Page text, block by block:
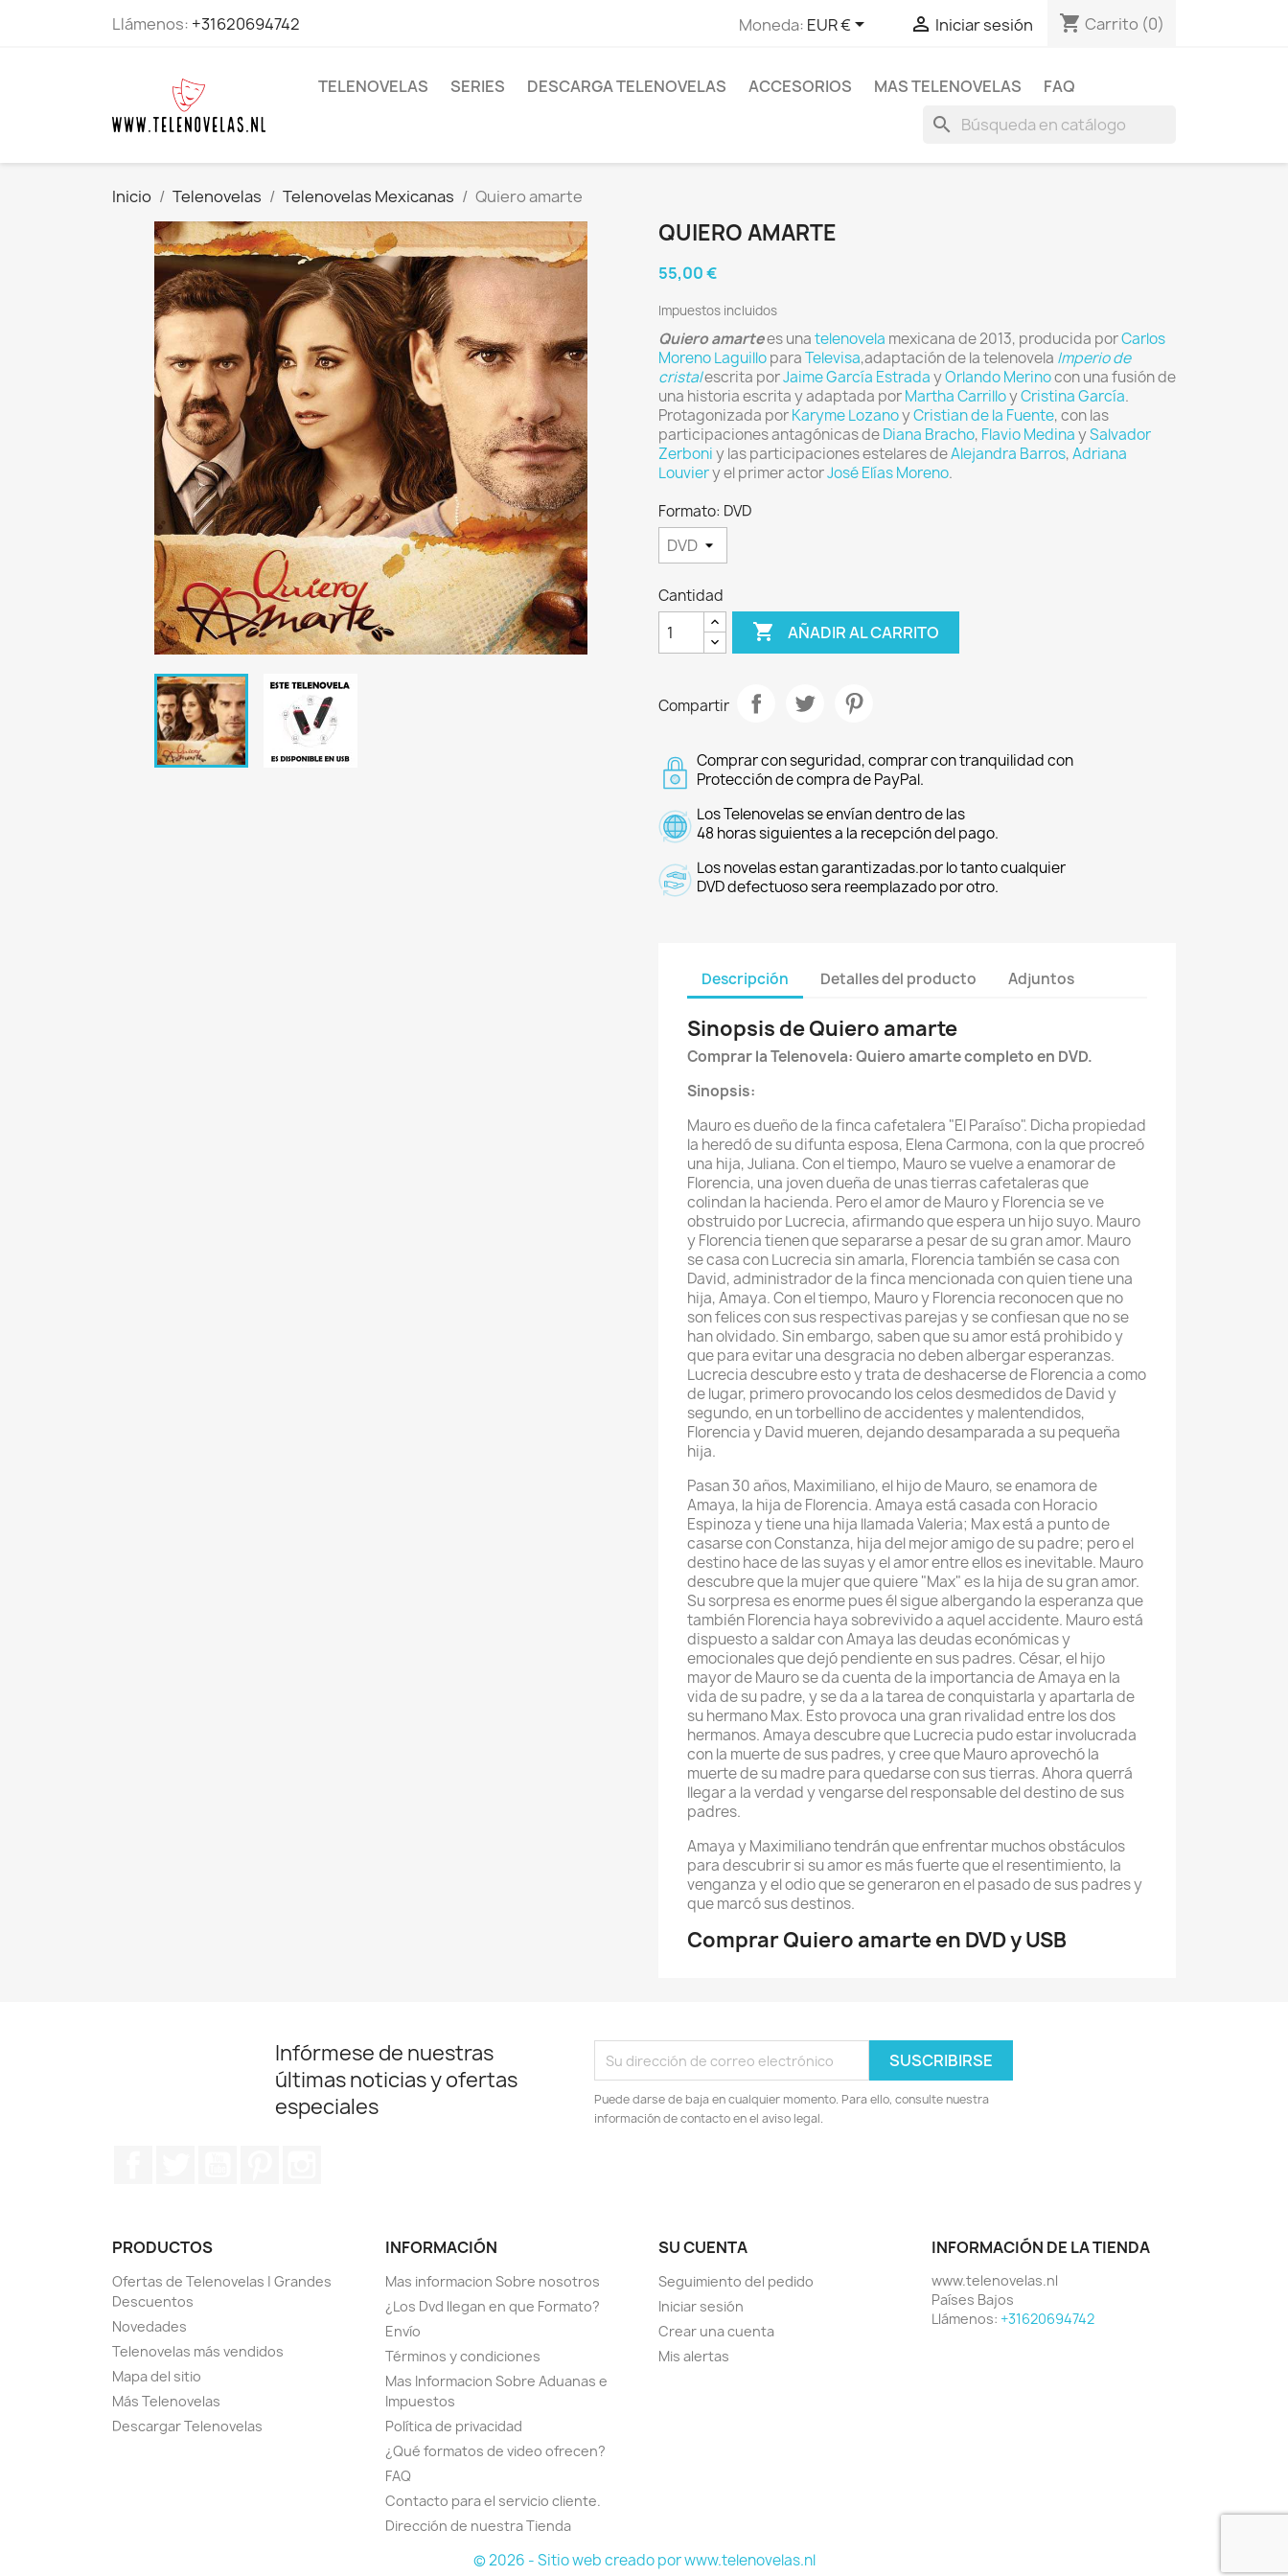
Llámenos: +31620694742 Moneda: EUR €  Iniciar sesión shopping_cart Carrito (0)
TELENOVELAS SERIES DESCARGA TELENOVELAS ACCESORIOS MAS TELENOVELAS FAQ
search
Inicio Telenovelas Telenovelas Mexicanas Quiero amarte
QUIERO AMARTE
55,00 €
Impuestos incluidos
Quiero amartees unatelenovela mexicana de 2013, producida porCarlos
Moreno LaguilloparaTelevisa,adaptación de la telenovela Imperio de
cristalescrita porJaime García EstradayOrlando Merinocon una fusión de
una historia escrita y adaptada porMartha CarrilloyCristina García.
Protagonizada porKaryme LozanoyCristian de la Fuente, con las
participaciones antagónicas deDiana Bracho, Flavio MedinaySalvador
Zerboniy las participaciones estelares deAlejandra Barros,Adriana
Louviery el primer actorJosé Elías Moreno.
Formato: DVD
Cantidad
 AÑADIR AL CARRITO
Compartir
Comprar con seguridad, comprar con tranquilidad con
Protección de compra de PayPal.
Los Telenovelas se envían dentro de las
48 horas siguientes a la recepción del pago.
Los novelas estan garantizadas.por lo tanto cualquier
DVD defectuoso sera reemplazado por otro.
Descripción Detalles del producto Adjuntos
Sinopsis de Quiero amarte
Comprar la Telenovela: Quiero amarte completo en DVD.
Sinopsis:
Mauro es dueño de la finca cafetalera "El Paraíso". Dicha propiedad
la heredó de su difunta esposa, Elena Carmona, con la que procreó
una hija, Juliana. Con el tiempo, Mauro se vuelve a enamorar de
Florencia, una joven dueña de unas tierras cafetaleras que
colindan la hacienda. Pero el amor de Mauro y Florencia se ve
obstruido por Lucrecia, afirmando que espera un hijo suyo. Mauro
y Florencia tienen que separarse a pesar de su gran amor. Mauro
se casa con Lucrecia sin amarla, Florencia también se casa con
David, administrador de la finca mencionada con quien tiene una
hija, Amaya. Con el tiempo, Mauro y Florencia reconocen que no
son felices con sus respectivas parejas y se confiesan que no se
han olvidado. Sin embargo, saben que su amor está prohibido y
que para evitar una desgracia no deben albergar esperanzas.
Lucrecia descubre esto y trata de deshacerse de Florencia a como
de lugar, primero provocando los celos desmedidos de David y
segundo, en un torbellino de accidentes y malentendidos,
Florencia y David mueren, dejando desamparada a su pequeña
hija.
Pasan 30 años, Maximiliano, el hijo de Mauro, se enamora de
Amaya, la hija de Florencia. Amaya está casada con Horacio
Espinoza y tiene una hija llamada Valeria; Max está a punto de
casarse con Constanza, hija del mejor amigo de su padre; pero el
destino hace de las suyas y el amor entre ellos es inevitable. Mauro
descubre que la mujer que quiere "Max" es la hija de su gran amor.
Su sorpresa es enorme pues él sigue albergando la esperanza que
también Florencia haya sobrevivido a aquel accidente. Mauro está
dispuesto a saldar con Amaya las deudas económicas y
emocionales que dejó pendiente en sus padres. César, el hijo
mayor de Mauro se da cuenta de la importancia de Amaya en la
vida de su padre, y se da a la tarea de conquistarla y apartarla de
su hermano Max. Esto provoca una gran rivalidad entre los dos
hermanos. Amaya descubre que Lucrecia pudo estar involucrada
con la muerte de sus padres, y cree que Mauro aprovechó la
muerte de su madre para quedarse con sus tierras. Ahora querrá
llegar a la verdad y vengarse del responsable del destino de sus
padres.
Amaya y Maximiliano tendrán que enfrentar muchos obstáculos
para descubrir si su amor es más fuerte que el resentimiento, la
venganza y el odio que se generaron en el pasado de sus padres y
que marcó sus destinos.
Comprar Quiero amarte en DVD y USB
Infórmese de nuestras
últimas noticias y ofertas
especiales
Puede darse de baja en cualquier momento. Para ello, consulte nuestra
información de contacto en el aviso legal.
PRODUCTOS
Ofertas de Telenovelas | Grandes
Descuentos
Novedades
Telenovelas más vendidos
Mapa del sitio
Más Telenovelas
Descargar Telenovelas
INFORMACIÓN
Mas informacion Sobre nosotros
¿Los Dvd llegan en que Formato?
Envío
Términos y condiciones
Mas Informacion Sobre Aduanas e
Impuestos
Política de privacidad
¿Qué formatos de video ofrecen?
FAQ
Contacto para el servicio cliente.
Dirección de nuestra Tienda
SU CUENTA
Seguimiento del pedido
Iniciar sesión
Crear una cuenta
Mis alertas
INFORMACIÓN DE LA TIENDA
www.telenovelas.nl
Países Bajos
Llámenos: +31620694742
© 2026 - Sitio web creado por www.telenovelas.nl